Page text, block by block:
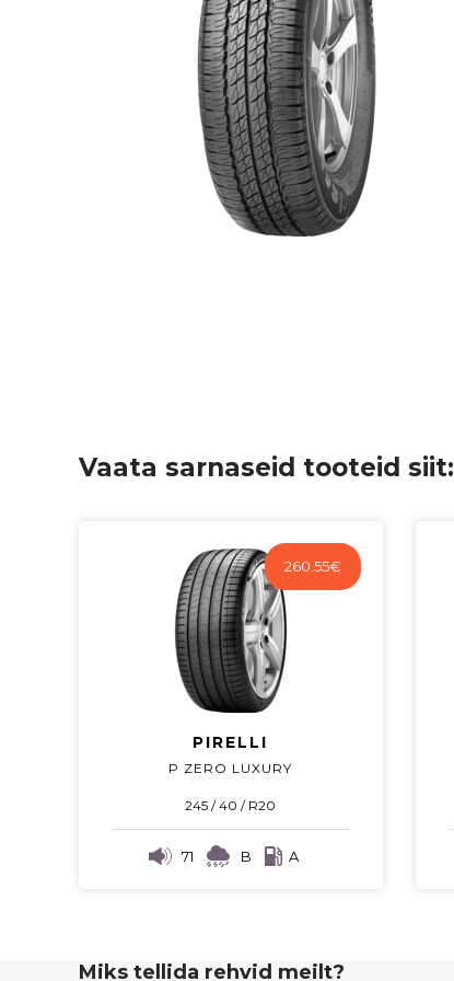
Vaata sarnaseid tooteid siit:
260.55€
PIRELLI
P ZERO LUXURY
245 / 40 / R20
71 B A
Miks tellida rehvid meilt?